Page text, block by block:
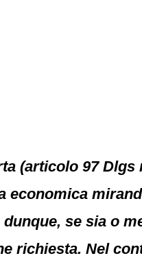
(articolo 97 Dlgs
economica
se sia o
richiesta. Nel